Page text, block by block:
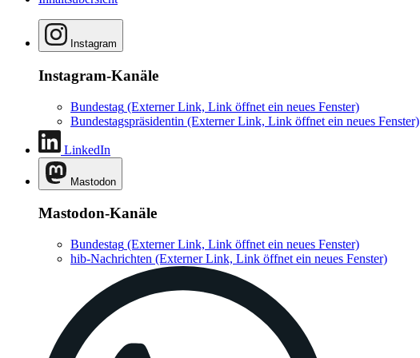
Instagram
Instagram-Kanäle
Bundestag (Externer Link, Link öffnet ein neues Fenster)
Bundestagspräsidentin (Externer Link, Link öffnet ein neues Fenster)
LinkedIn
Mastodon
Mastodon-Kanäle
Bundestag (Externer Link, Link öffnet ein neues Fenster)
hib-Nachrichten (Externer Link, Link öffnet ein neues Fenster)